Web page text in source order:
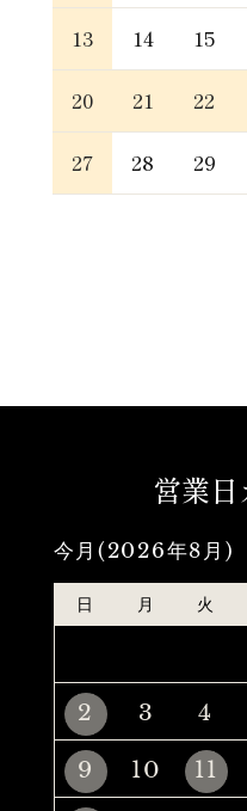
13 14 15
20 21 22
27 28 29
営業
今月(2026年8月)
日 月 火
2
3 4
9
10 11